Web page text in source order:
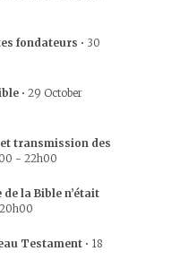
fondateurs • 30
• 29 October
transmission des
- 22h00
la Bible n’était
20h00
Testament • 18